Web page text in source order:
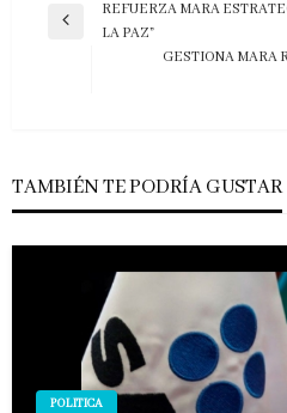
Navegación
Entrada
REFUERZA MARA
LA PAZ”
GESTIONA MARA
TAMBIÉN TE PODRÍA GUSTAR
POLITICA